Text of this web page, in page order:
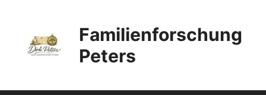
springen
Familienforschung
Peters